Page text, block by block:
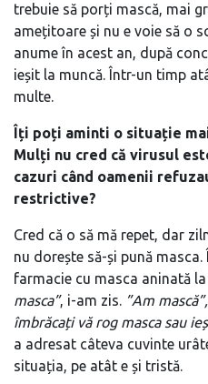
trebuie să porți mască, mai
amețitoare și nu e voie să o
anume în acest an, după
ieșit la muncă. Într-un timp
multe.
Îți poți aminti o situație
Mulți nu cred că virusul
cazuri când oamenii
restrictive?
Cred că o să mă repet, dar
nu dorește să-și pună
farmacie cu masca aninată la
masca”, i-am zis. ”Am mască”,
îmbrăcați vă rog masca sau
a adresat câteva cuvinte
situația, pe atât e și tristă.